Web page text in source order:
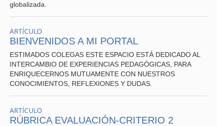
globalizada.
ARTÍCULO
BIENVENIDOS A MI PORTAL
ESTIMADOS COLEGAS ESTE ESPACIO ESTÁ DEDICADO AL
INTERCAMBIO DE EXPERIENCIAS PEDAGÓGICAS, PARA
ENRIQUECERNOS MUTUAMENTE CON NUESTROS
CONOCIMIENTOS, REFLEXIONES Y DUDAS.
ARTÍCULO
RÚBRICA EVALUACIÓN-CRITERIO 2